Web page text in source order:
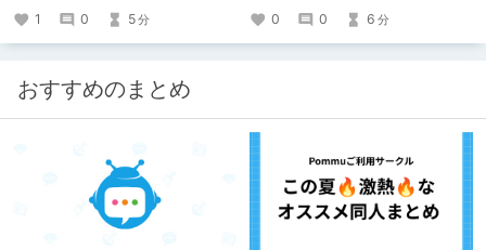
1
0 5分
0
0 6 分
おすすめのまとめ